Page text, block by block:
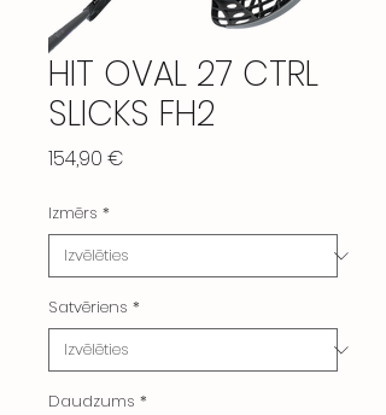
HIT OVAL 27 CTRL
SLICKS FH2
154,90 €
Izmērs *
Satvēriens *
Daudzums *